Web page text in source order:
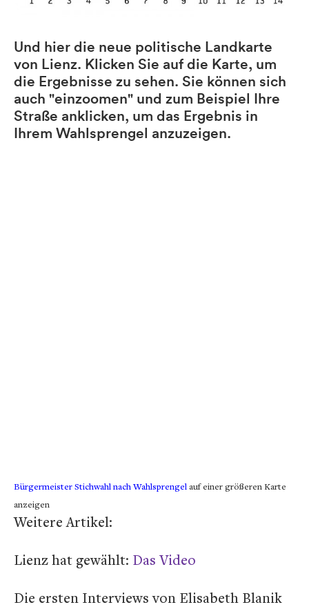
Und hier die neue politische Landkarte
von Lienz. Klicken Sie auf die Karte, um
die Ergebnisse zu sehen. Sie können sich
auch "einzoomen" und zum Beispiel Ihre
Straße anklicken, um das Ergebnis in
Ihrem Wahlsprengel anzuzeigen.
Bürgermeister Stichwahl nach Wahlsprengelauf einer größeren Karte
anzeigen
Weitere Artikel:
Lienz hat gewählt: Das Video
Die ersten Interviews von Elisabeth Blanik